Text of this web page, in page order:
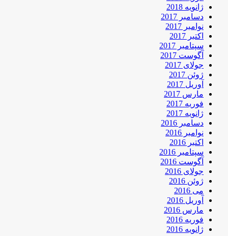
ژانویه 2018
دسامبر 2017
نوامبر 2017
اکتبر 2017
سپتامبر 2017
آگوست 2017
جولای 2017
ژوئن 2017
آوریل 2017
مارس 2017
فوریه 2017
ژانویه 2017
دسامبر 2016
نوامبر 2016
اکتبر 2016
سپتامبر 2016
آگوست 2016
جولای 2016
ژوئن 2016
می 2016
آوریل 2016
مارس 2016
فوریه 2016
ژانویه 2016